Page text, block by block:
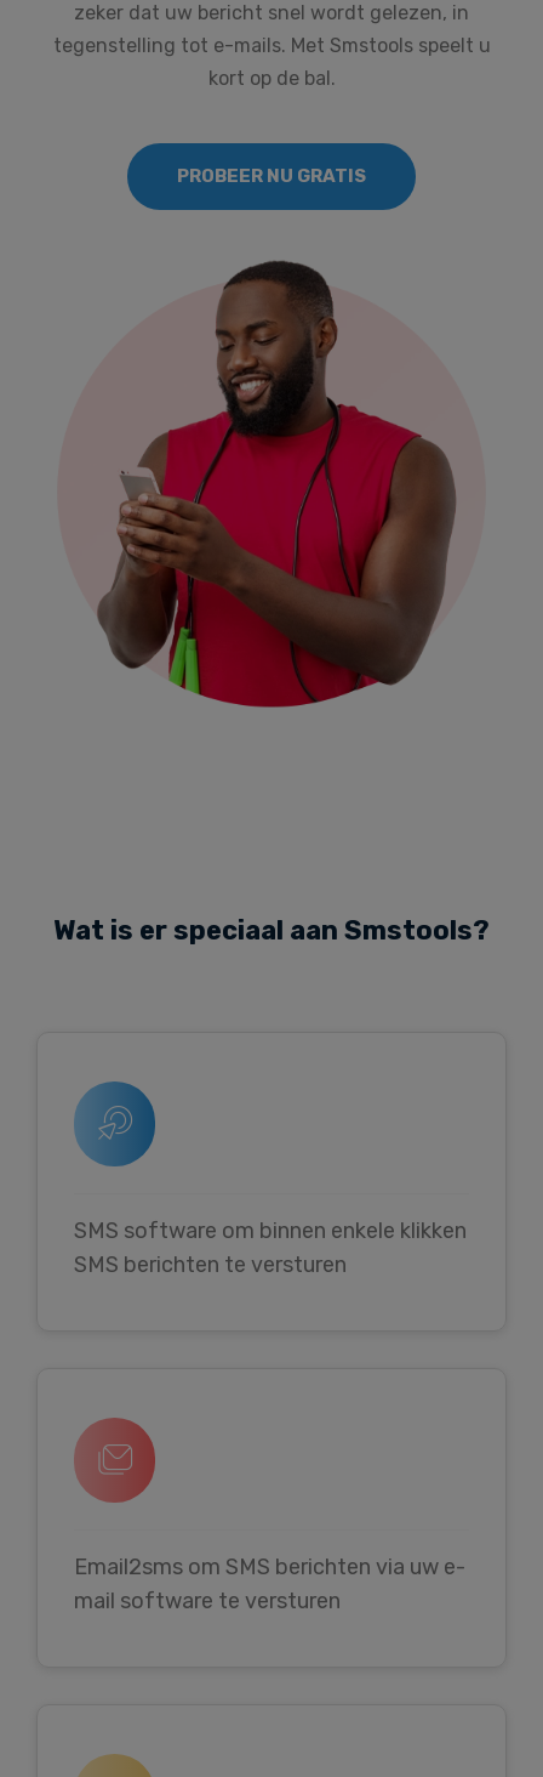
zeker dat uw bericht snel wordt gelezen, in
tegenstelling tot e-mails. Met Smstools speelt u
kort op de bal.
PROBEER NU GRATIS
Wat is er speciaal aan Smstools?
SMS software om binnen enkele klikken
SMS berichten te versturen
Email2sms om SMS berichten via uw e-
mail software te versturen